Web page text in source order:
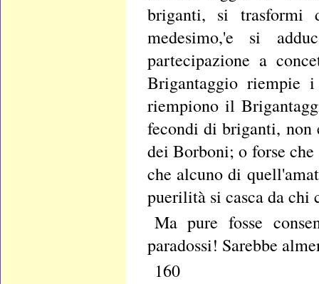
briganti, si trasformi
medesimo,'e si
partecipazione a
Brigantaggio
riempiono il
fecondi di briganti, non
dei Borboni; o forse
che alcuno di
puerilità si casca da chi
Ma pure fosse
paradossi! Sarebbe
160